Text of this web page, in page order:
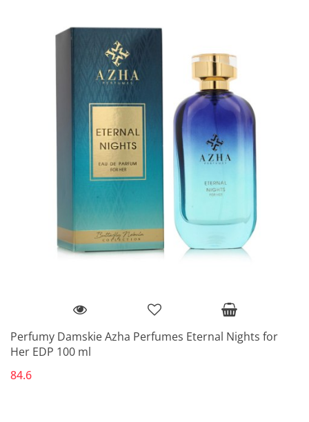
Perfumy Damskie Azha Perfumes Eternal Nights for
Her EDP 100 ml
84.6